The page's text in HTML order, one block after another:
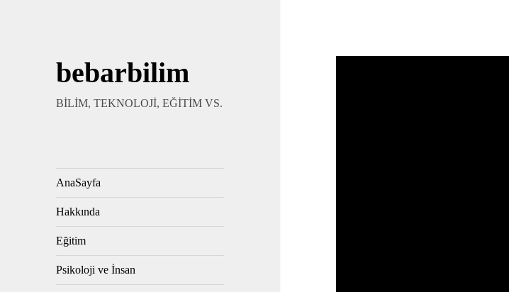
bebarbilim
BİLİM, TEKNOLOJİ, EĞİTİM VS.
AnaSayfa
Hakkında
Eğitim
Psikoloji ve İnsan